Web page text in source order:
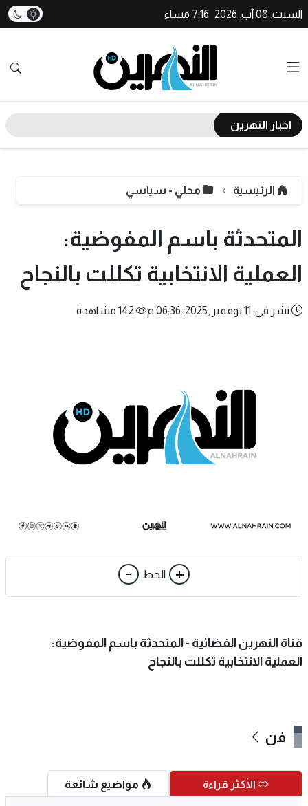
السبت, 08 آب, 2026 7:16 مساء
اخبار النهرين
الرئيسية محلي - سياسي
المتحدثة باسم المفوضية:
العملية الانتخابية تكللت بالنجاح
نشر في: 11 نوفمبر ,2025: 06:36 م 142 مشاهدة
+ الخط -
قناة النهرين الفضائية - المتحدثة باسم المفوضية:
العملية الانتخابية تكللت بالنجاح
فن
الأكثر قراءة